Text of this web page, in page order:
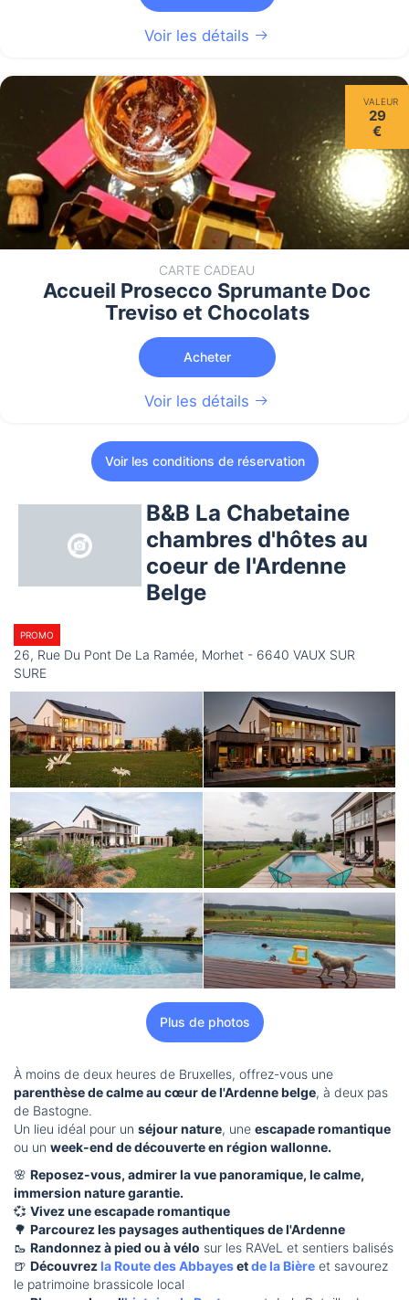
Voir les détails
VALEUR
29
€
CARTE CADEAU
Accueil Prosecco Sprumante Doc
Treviso et Chocolats
Acheter
Voir les détails
Voir les conditions de réservation
B&B La Chabetaine
chambres d'hôtes au
coeur de l'Ardenne
Belge
PROMO
26, Rue Du Pont De La Ramée, Morhet - 6640 VAUX SUR
SURE
Plus de photos
À moins de deux heures de Bruxelles, offrez-vous une
parenthèse de calme au cœur de l'Ardenne belge, à deux pas
de Bastogne.
Un lieu idéal pour un séjour nature, une escapade romantique
ou un week-end de découverte en région wallonne.
🌸 Reposez-vous, admirer la vue panoramique, le calme,
immersion nature garantie.
💞 Vivez une escapade romantique
🌳 Parcourez les paysages authentiques de l'Ardenne
🥾 Randonnez à pied ou à vélo sur les RAVeL et sentiers balisés
🍺 Découvrezla Route des Abbayesetde la Bière et savourez
le patrimoine brassicole local